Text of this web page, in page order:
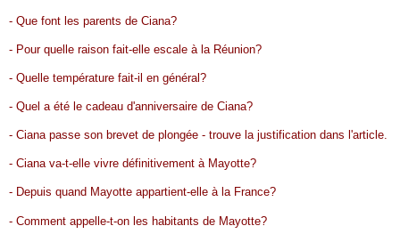
- Que font les parents de Ciana?
- Pour quelle raison fait-elle escale à la Réunion?
- Quelle température fait-il en général?
- Quel a été le cadeau d'anniversaire de Ciana?
- Ciana passe son brevet de plongée - trouve la justification dans l'article.
- Ciana va-t-elle vivre définitivement à Mayotte?
- Depuis quand Mayotte appartient-elle à la France?
- Comment appelle-t-on les habitants de Mayotte?